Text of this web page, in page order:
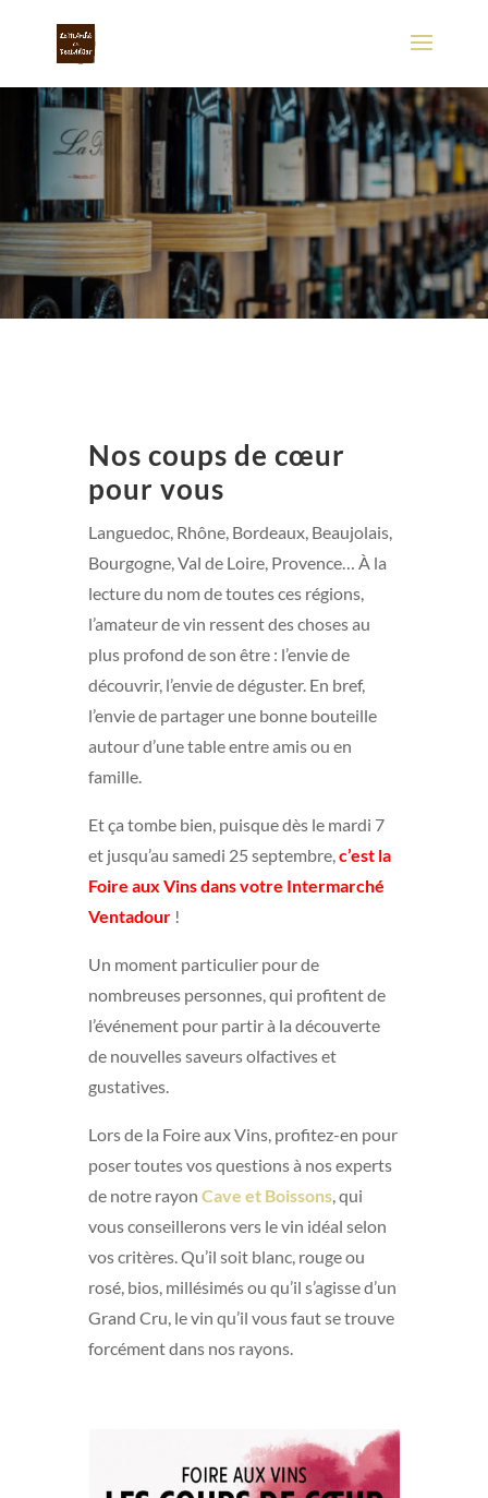
Nos coups de cœur
pour vous
Languedoc, Rhône, Bordeaux, Beaujolais,
Bourgogne, Val de Loire, Provence… À la
lecture du nom de toutes ces régions,
l’amateur de vin ressent des choses au
plus profond de son être : l’envie de
découvrir, l’envie de déguster. En bref,
l’envie de partager une bonne bouteille
autour d’une table entre amis ou en
famille.
Et ça tombe bien, puisque dès le mardi 7
et jusqu’au samedi 25 septembre, c’est la
Foire aux Vins dans votre Intermarché
Ventadour!
Un moment particulier pour de
nombreuses personnes, qui profitent de
l’événement pour partir à la découverte
de nouvelles saveurs olfactives et
gustatives.
Lors de la Foire aux Vins, profitez-en pour
poser toutes vos questions à nos experts
de notre rayon Cave et Boissons, qui
vous conseillerons vers le vin idéal selon
vos critères. Qu’il soit blanc, rouge ou
rosé, bios, millésimés ou qu’il s’agisse d’un
Grand Cru, le vin qu’il vous faut se trouve
forcément dans nos rayons.